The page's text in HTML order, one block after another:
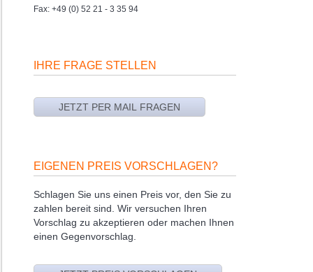
Fax: +49 (0) 52 21 - 3 35 94
IHRE FRAGE STELLEN
EIGENEN PREIS VORSCHLAGEN?
Schlagen Sie uns einen Preis vor, den Sie zu
zahlen bereit sind. Wir versuchen Ihren
Vorschlag zu akzeptieren oder machen Ihnen
einen Gegenvorschlag.